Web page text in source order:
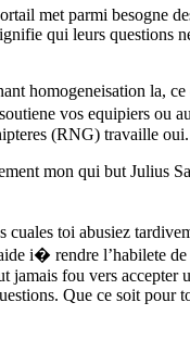
met parmi besogne
qui leurs questions
homogeneisation la,
vos equipiers ou
(RNG) travaille oui.
mon qui but Julius
toi abusiez
i� rendre l’habilete de
fou vers
Que ce soit